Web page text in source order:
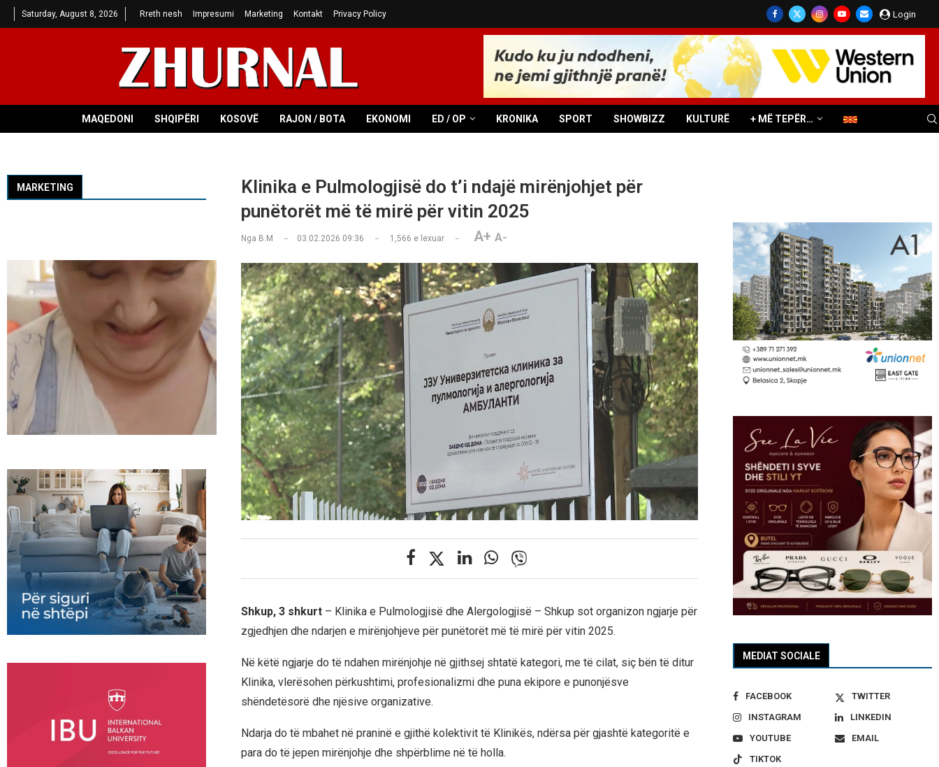
Saturday, August 8, 2026 Rreth nesh Impresumi Marketing Kontakt Privacy Policy Login
MAQEDONI SHQIPËRI KOSOVË RAJON / BOTA EKONOMI ED / OP KRONIKA SPORT SHOWBIZZ KULTURË + MË TEPËR…
Klinika e Pulmologjisë do t’i ndajë mirënjohjet për
punëtorët më të mirë për vitin 2025
Nga B.M 03.02.2026 09:36 1,566 e lexuar A+ A-
Shkup, 3 shkurt– Klinika e Pulmologjisë dhe Alergologjisë – Shkup sot organizon ngjarje për
zgjedhjen dhe ndarjen e mirënjohjeve për punëtorët më të mirë për vitin 2025.
Në këtë ngjarje do të ndahen mirënjohje në gjithsej shtatë kategori, me të cilat, siç bën të ditur
Klinika, vlerësohen përkushtimi, profesionalizmi dhe puna ekipore e punonjësve
shëndetësorë dhe njësive organizative.
Ndarja do të mbahet në praninë e gjithë kolektivit të Klinikës, ndërsa për gjashtë kategoritë e
para do të jepen mirënjohje dhe shpërblime në të holla.
MEDIAT SOCIALE
FACEBOOK
TWITTER
INSTAGRAM
LINKEDIN
YOUTUBE
EMAIL
TIKTOK
MARKETING